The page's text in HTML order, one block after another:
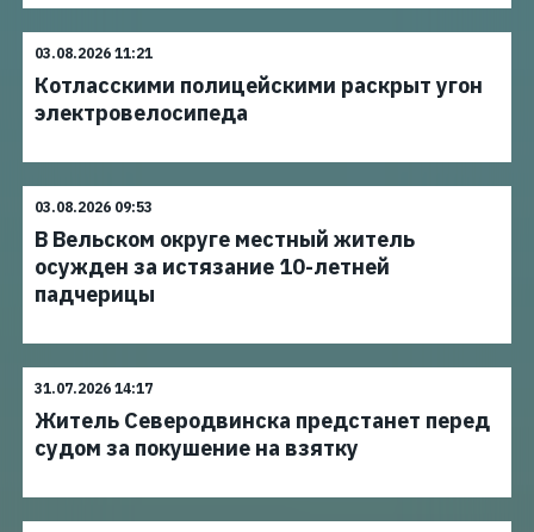
03.08.2026 11:21
Котласскими полицейскими раскрыт угон
электровелосипеда
03.08.2026 09:53
В Вельском округе местный житель
осужден за истязание 10-летней
падчерицы
31.07.2026 14:17
Житель Северодвинска предстанет перед
судом за покушение на взятку